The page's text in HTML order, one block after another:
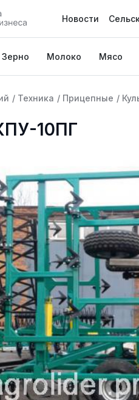
Новости
Зерно Молоко Мясо
/ Техника / Прицепные /
10ПГ